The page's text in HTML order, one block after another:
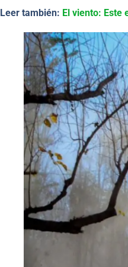
Leer también: El viento: Este